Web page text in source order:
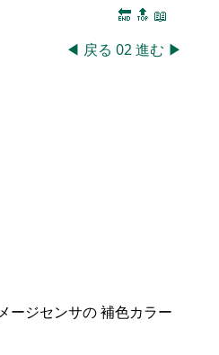
🔚 🔝 📖
◀ 戻る 02進む ▶
ージセンサの 補色カラー